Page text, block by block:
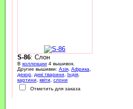
S-86: Слон
В коллекции 4 вышивок.
Другие вышивки: Азія, Африка,
декор, дикі тварини, Індія,
картини, квіти, слони
Отметить для заказа